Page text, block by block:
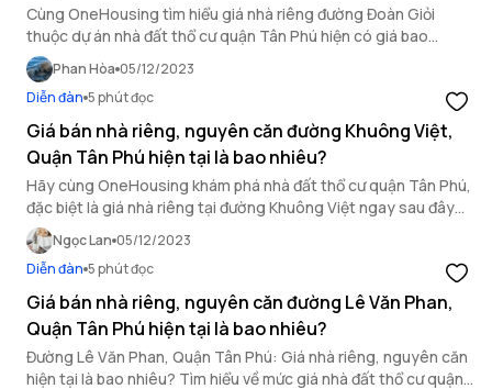
Cùng OneHousing tìm hiểu giá nhà riêng đường Đoàn Giỏi
thuộc dự án nhà đất thổ cư quận Tân Phú hiện có giá bao
nhiêu, qua bài viết dưới đây.
Phan Hòa 05/12/2023
Diễn đàn 5 phút đọc
Giá bán nhà riêng, nguyên căn đường Khuông Việt,
Quận Tân Phú hiện tại là bao nhiêu?
Hãy cùng OneHousing khám phá nhà đất thổ cư quận Tân Phú,
đặc biệt là giá nhà riêng tại đường Khuông Việt ngay sau đây
nhé!
Ngọc Lan 05/12/2023
Diễn đàn 5 phút đọc
Giá bán nhà riêng, nguyên căn đường Lê Văn Phan,
Quận Tân Phú hiện tại là bao nhiêu?
Đường Lê Văn Phan, Quận Tân Phú: Giá nhà riêng, nguyên căn
hiện tại là bao nhiêu? Tìm hiểu về mức giá nhà đất thổ cư quận